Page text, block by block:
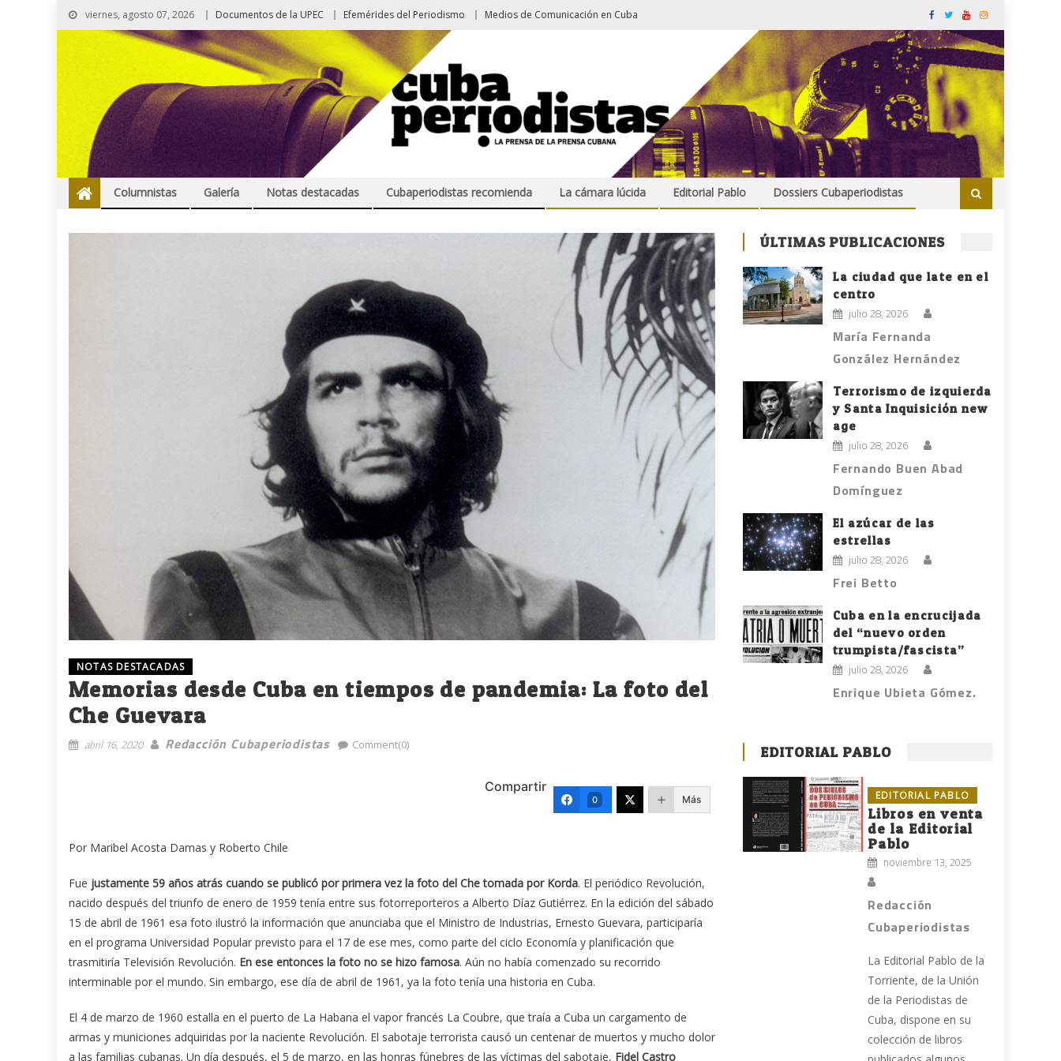
viernes, agosto 07, 2026 Documentos de la UPEC Efemérides del Periodismo Medios de Comunicación en Cuba
Columnistas Galería Notas destacadas Cubaperiodistas recomienda La cámara lúcida Editorial Pablo Dossiers Cubaperiodistas
NOTAS DESTACADAS
Memorias desde Cuba en tiempos de pandemia: La foto del
Che Guevara
abril 16, 2020 Redacción Cubaperiodistas Comment(0)
Compartir
0 Más
Por Maribel Acosta Damas y Roberto Chile
Fue justamente 59 años atrás cuando se publicó por primera vez la foto del Che tomada por Korda. El periódico Revolución,
nacido después del triunfo de enero de 1959 tenía entre sus fotorreporteros a Alberto Díaz Gutiérrez. En la edición del sábado
15 de abril de 1961 esa foto ilustró la información que anunciaba que el Ministro de Industrias, Ernesto Guevara, participaría
en el programa Universidad Popular previsto para el 17 de ese mes, como parte del ciclo Economía y planificación que
trasmitiría Televisión Revolución. En ese entonces la foto no se hizo famosa. Aún no había comenzado su recorrido
interminable por el mundo. Sin embargo, ese día de abril de 1961, ya la foto tenía una historia en Cuba.
El 4 de marzo de 1960 estalla en el puerto de La Habana el vapor francés La Coubre, que traía a Cuba un cargamento de
armas y municiones adquiridas por la naciente Revolución. El sabotaje terrorista causó un centenar de muertos y mucho dolor
a las familias cubanas. Un día después, el 5 de marzo, en las honras fúnebres de las víctimas del sabotaje, Fidel Castro
ÚLTIMAS PUBLICACIONES
La ciudad que late en el
centro
julio 28, 2026
María Fernanda
González Hernández
Terrorismo de izquierda
y Santa Inquisición new
age
julio 28, 2026
Fernando Buen Abad
Domínguez
El azúcar de las
estrellas
julio 28, 2026
Frei Betto
Cuba en la encrucijada
del “nuevo orden
trumpista/fascista”
julio 28, 2026
Enrique Ubieta Gómez.
EDITORIAL PABLO
EDITORIAL PABLO
Libros en venta
de la Editorial
Pablo
noviembre 13, 2025
Redacción
Cubaperiodistas
La Editorial Pablo de la
Torriente, de la Unión
de la Periodistas de
Cuba, dispone en su
colección de libros